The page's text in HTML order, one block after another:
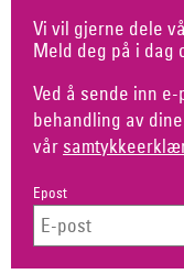
Vi vil gjerne dele
Meld deg på i dag
Ved å sende inn
behandling av
vår
Epost